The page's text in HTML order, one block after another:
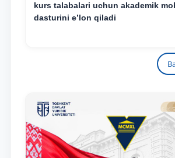
kurs talabalari uchun akademik
dasturini e’lon qiladi